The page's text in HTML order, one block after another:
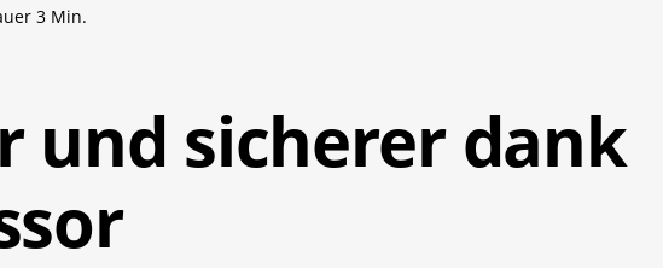
3 Min.
und sicherer dank